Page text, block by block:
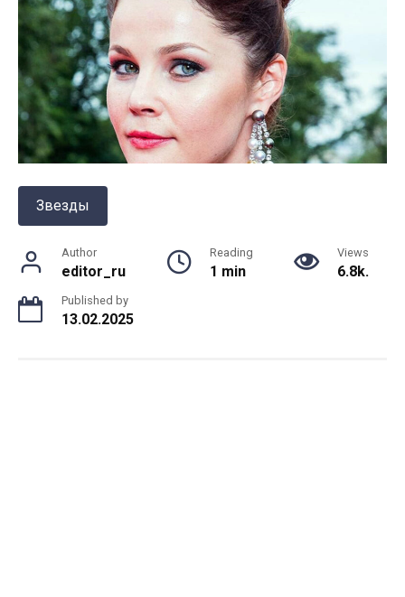
Звезды
Author
editor_ru
Reading
1 min
Views
6.8k.
Published by
13.02.2025